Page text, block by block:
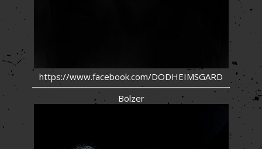
https://www.facebook.com/DODHEIMSGARD
Bölzer